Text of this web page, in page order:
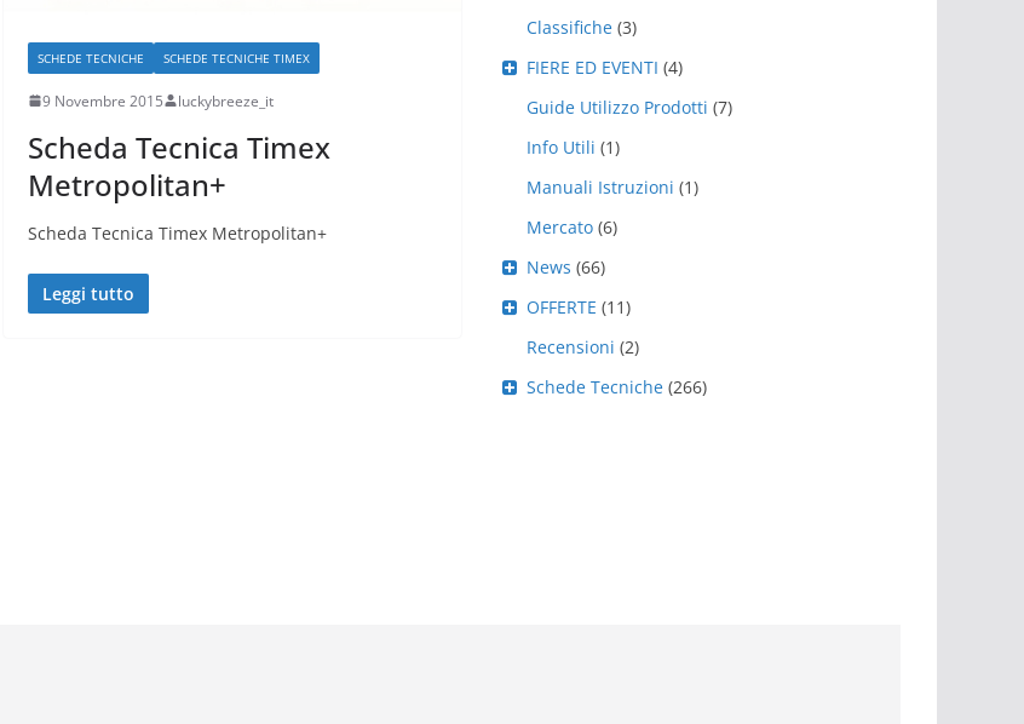
SCHEDE TECNICHE SCHEDE TECNICHE TIMEX
9 Novembre 2015 luckybreeze_it
Scheda Tecnica Timex
Metropolitan+
Scheda Tecnica Timex Metropolitan+
Leggi tutto
Classifiche(3)
FIERE ED EVENTI (4)
Guide Utilizzo Prodotti (7)
Info Utili (1)
Manuali Istruzioni (1)
Mercato(6)
News (66)
OFFERTE (11)
Recensioni (2)
Schede Tecniche(266)